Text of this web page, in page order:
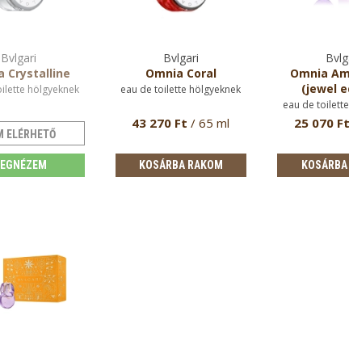
Bvlgari
Crystalline
hölgyeknek
ELÉRHETŐ
Bvlgari
Omnia Coral
eau de toilette hölgyeknek
43 270 Ft / 65 ml
KOSÁRBA RAKOM
Omnia
(jewel
eau de
25 070 Ft